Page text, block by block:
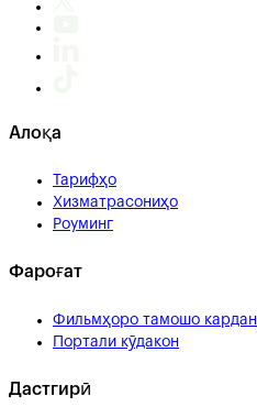
Алоқа
Тарифҳо
Хизматрасониҳо
Роуминг
Фароғат
Фильмҳоро тамошо кардан
Портали кӯдакон
Дастгирӣ